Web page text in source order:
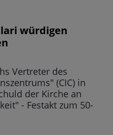
würdigen
Vertreter des
(CIC) in
der Kirche an
- Festakt zum 50-